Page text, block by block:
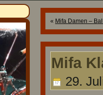
« Mifa Damen –
Mifa
29.